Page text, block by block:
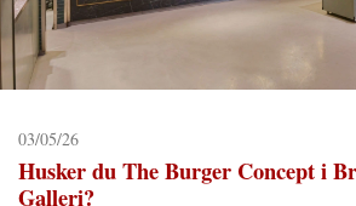
03/05/26
Husker du The Burger Concept i
Galleri?